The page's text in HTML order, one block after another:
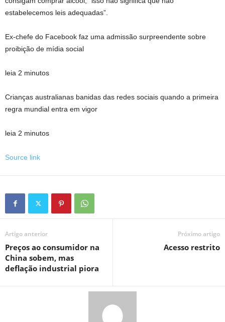
estabelecemos leis adequadas”.
Ex-chefe do Facebook faz uma admissão surpreendente sobre
proibição de mídia social
leia 2 minutos
Crianças australianas banidas das redes sociais quando a primeira
regra mundial entra em vigor
leia 2 minutos
Source link
Artigo anterior
Preços ao consumidor na
China sobem, mas
deflação industrial piora
Próximo artigo
Acesso restrito